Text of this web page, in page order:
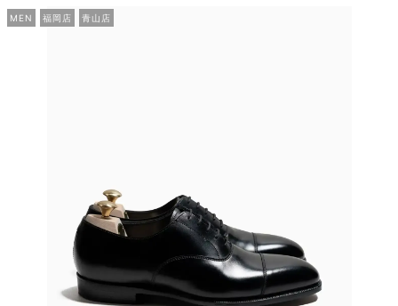
MEN 福岡店 青山店